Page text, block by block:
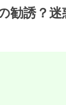
勧誘？